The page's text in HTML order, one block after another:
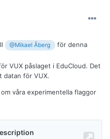
@Mikael Åberg
för denna
VUX påslaget i EduCloud. Det
datan för VUX.
våra experimentella flaggor